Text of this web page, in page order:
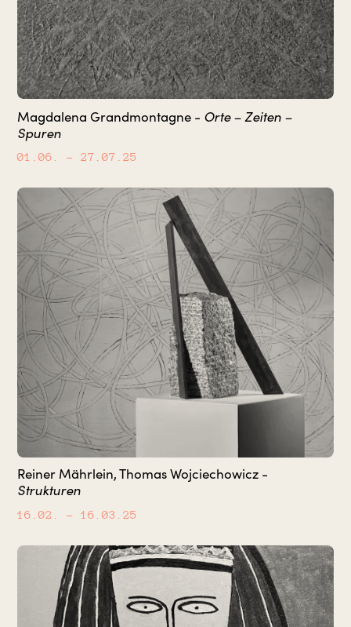
Magdalena Grandmontagne - Orte – Zeiten –
Spuren
01.06. – 27.07.25
Reiner Mährlein, Thomas Wojciechowicz -
Strukturen
16.02. – 16.03.25